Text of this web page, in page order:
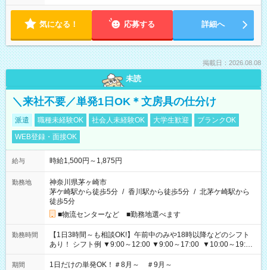
気になる！ 応募する 詳細へ
掲載日：2026.08.08
未読
＼来社不要／単発1日OK＊文房具の仕分け
派遣 職種未経験OK 社会人未経験OK 大学生歓迎
ブランクOK
WEB登録・面接OK
給与 時給1,500円～1,875円
勤務地
神奈川県茅ヶ崎市
茅ケ崎駅から徒歩5分 / 香川駅から徒歩5分 / 北茅ケ崎駅から
徒歩5分
■物流センターなど ■勤務地選べます
勤務時間
【1日3時間～も相談OK!】午前中のみや18時以降などのシフト
あり！ シフト例 ▼9:00～12:00 ▼9:00～17:00 ▼10:00～19:00
▼18:00～21:00
期間 1日だけの単発OK！＃8月～ ＃9月～